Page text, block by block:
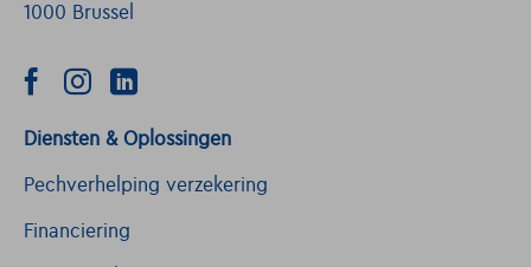
1000 Brussel
Diensten & Oplossingen
Pechverhelping verzekering
Financiering